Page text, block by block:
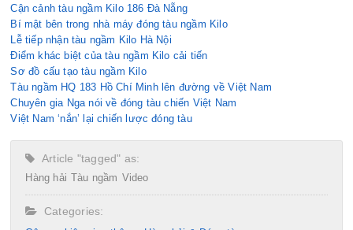
Cận cảnh tàu ngầm Kilo 186 Đà Nẵng
Bí mật bên trong nhà máy đóng tàu ngầm Kilo
Lễ tiếp nhận tàu ngầm Kilo Hà Nội
Điểm khác biệt của tàu ngầm Kilo cải tiến
Sơ đồ cấu tạo tàu ngầm Kilo
Tàu ngầm HQ 183 Hồ Chí Minh lên đường về Việt Nam
Chuyên gia Nga nói về đóng tàu chiến Việt Nam
Việt Nam ‘nắn’ lại chiến lược đóng tàu
Article "tagged" as:
Hàng hải Tàu ngầm Video
Categories: